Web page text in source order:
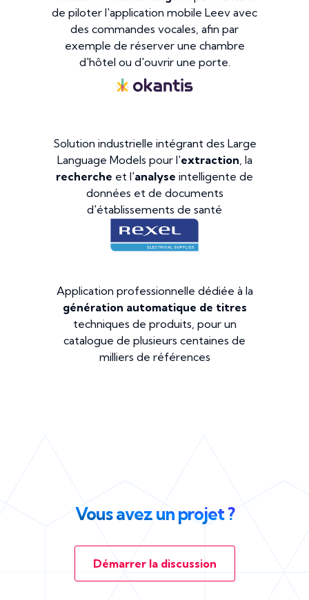
de piloter l'application mobile Leev avec
des commandes vocales, afin par
exemple de réserver une chambre
d'hôtel ou d'ouvrir une porte.
Solution industrielle intégrant des Large
Language Models pour l'extraction, la
recherche et l'analyse intelligente de
données et de documents
d'établissements de santé
Application professionnelle dédiée à la
génération automatique de titres
techniques de produits, pour un
catalogue de plusieurs centaines de
milliers de références
Vous avez un projet ?
Démarrer la discussion